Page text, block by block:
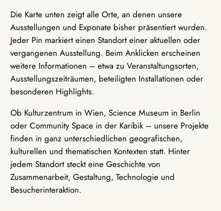
Die Karte unten zeigt alle Orte, an denen unsere
Ausstellungen und Exponate bisher präsentiert wurden.
Jeder Pin markiert einen Standort einer aktuellen oder
vergangenen Ausstellung. Beim Anklicken erscheinen
weitere Informationen – etwa zu Veranstaltungsorten,
Ausstellungszeiträumen, beteiligten Installationen oder
besonderen Highlights.
Ob Kulturzentrum in Wien, Science Museum in Berlin
oder Community Space in der Karibik – unsere Projekte
finden in ganz unterschiedlichen geografischen,
kulturellen und thematischen Kontexten statt. Hinter
jedem Standort steckt eine Geschichte von
Zusammenarbeit, Gestaltung, Technologie und
Besucherinteraktion.